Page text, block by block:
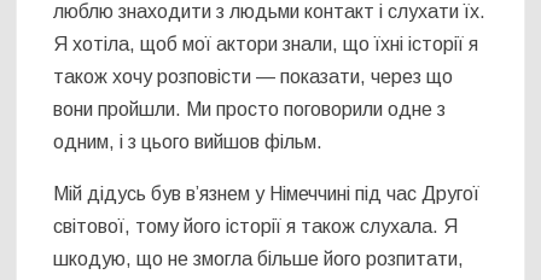
люблю знаходити з людьми контакт і слухати їх.
Я хотіла, щоб мої актори знали, що їхні історії я
також хочу розповісти — показати, через що
вони пройшли. Ми просто поговорили одне з
одним, і з цього вийшов фільм.
Мій дідусь був в’язнем у Німеччині під час Другої
світової, тому його історії я також слухала. Я
шкодую, що не змогла більше його розпитати,